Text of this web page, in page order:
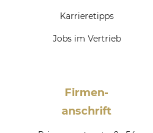
Karrieretipps
Jobs im Vertrieb
Firmen­
anschrift